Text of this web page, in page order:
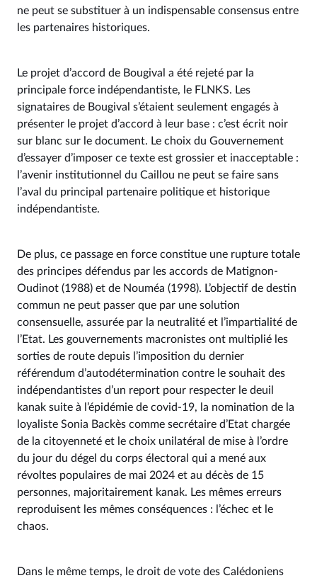
ne peut se substituer à un indispensable consensus entre
les partenaires historiques.
Le projet d’accord de Bougival a été rejeté par la
principale force indépendantiste, le FLNKS. Les
signataires de Bougival s’étaient seulement engagés à
présenter le projet d’accord à leur base : c’est écrit noir
sur blanc sur le document. Le choix du Gouvernement
d’essayer d’imposer ce texte est grossier et inacceptable :
l’avenir institutionnel du Caillou ne peut se faire sans
l’aval du principal partenaire politique et historique
indépendantiste.
De plus, ce passage en force constitue une rupture totale
des principes défendus par les accords de Matignon-
Oudinot (1988) et de Nouméa (1998). L’objectif de destin
commun ne peut passer que par une solution
consensuelle, assurée par la neutralité et l’impartialité de
l’Etat. Les gouvernements macronistes ont multiplié les
sorties de route depuis l’imposition du dernier
référendum d’autodétermination contre le souhait des
indépendantistes d’un report pour respecter le deuil
kanak suite à l’épidémie de covid-19, la nomination de la
loyaliste Sonia Backès comme secrétaire d’Etat chargée
de la citoyenneté et le choix unilatéral de mise à l’ordre
du jour du dégel du corps électoral qui a mené aux
révoltes populaires de mai 2024 et au décès de 15
personnes, majoritairement kanak. Les mêmes erreurs
reproduisent les mêmes conséquences : l’échec et le
chaos.
Dans le même temps, le droit de vote des Calédoniens